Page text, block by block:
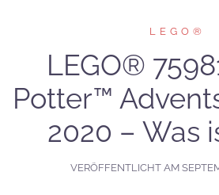
LEGO®
LEGO®
Potter™
2020 – Was
VERÖFFENTLICHT AM